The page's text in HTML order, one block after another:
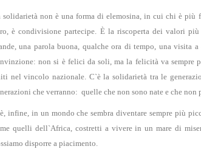
solidarietà non è una forma di elemosina, in cui chi è più
è condivisione partecipe. È la riscoperta dei valori
una parola buona, qualche ora di tempo, una visita
non si è felici da soli, ma la felicità va
nel vincolo nazionale. C`è la solidarietà tra le
che verranno: quelle che non sono nate e che non
infine, in un mondo che sembra diventare sempre più
quelli dell`Africa, costretti a vivere in un mare di
disporre a piacimento.